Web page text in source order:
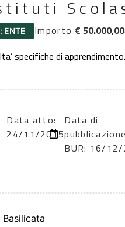
ENTE Importo € 50.000,00
specifiche di
Data atto:
24/11/2015
Data di
BUR: 16/
Basilicata